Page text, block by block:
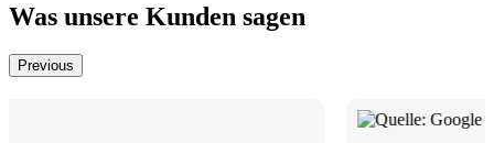
Was unsere Kunden sagen
Previous